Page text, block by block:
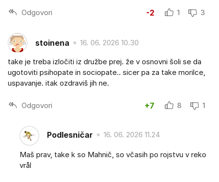
Odgovori -2 1 3
stoinena 16. 06. 2026 10.30
take je treba izločiti iz družbe prej. že v osnovni šoli se da
ugotoviti psihopate in sociopate.. sicer pa za take morilce,
uspavanje. itak ozdraviš jih ne.
Odgovori +7 8 1
Podlesničar 16. 06. 2026 11.24
Maš prav, take k so Mahnič, so včasih po rojstvu v reko
vrål